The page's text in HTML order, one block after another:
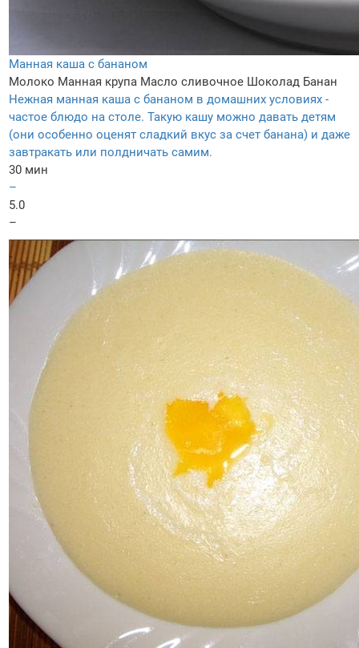
Манная каша с бананом
Молоко Манная крупа Масло сливочное Шоколад Банан
Нежная манная каша с бананом в домашних условиях -
частое блюдо на столе. Такую кашу можно давать детям
(они особенно оценят сладкий вкус за счет банана) и даже
завтракать или полдничать самим.
30 мин
–
5.0
–